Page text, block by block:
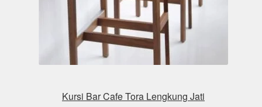
Kursi Bar Cafe Tora Lengkung Jati